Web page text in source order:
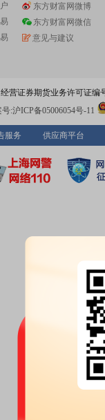
东方财富网微博
东方财富网微信
意见与建议
营证券期货业务许可证编
:沪ICP备05006054号-11
服务 供应商平台